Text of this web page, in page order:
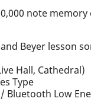
note memory
Beyer lesson
Hall, Cathedral)
Type
Bluetooth Low